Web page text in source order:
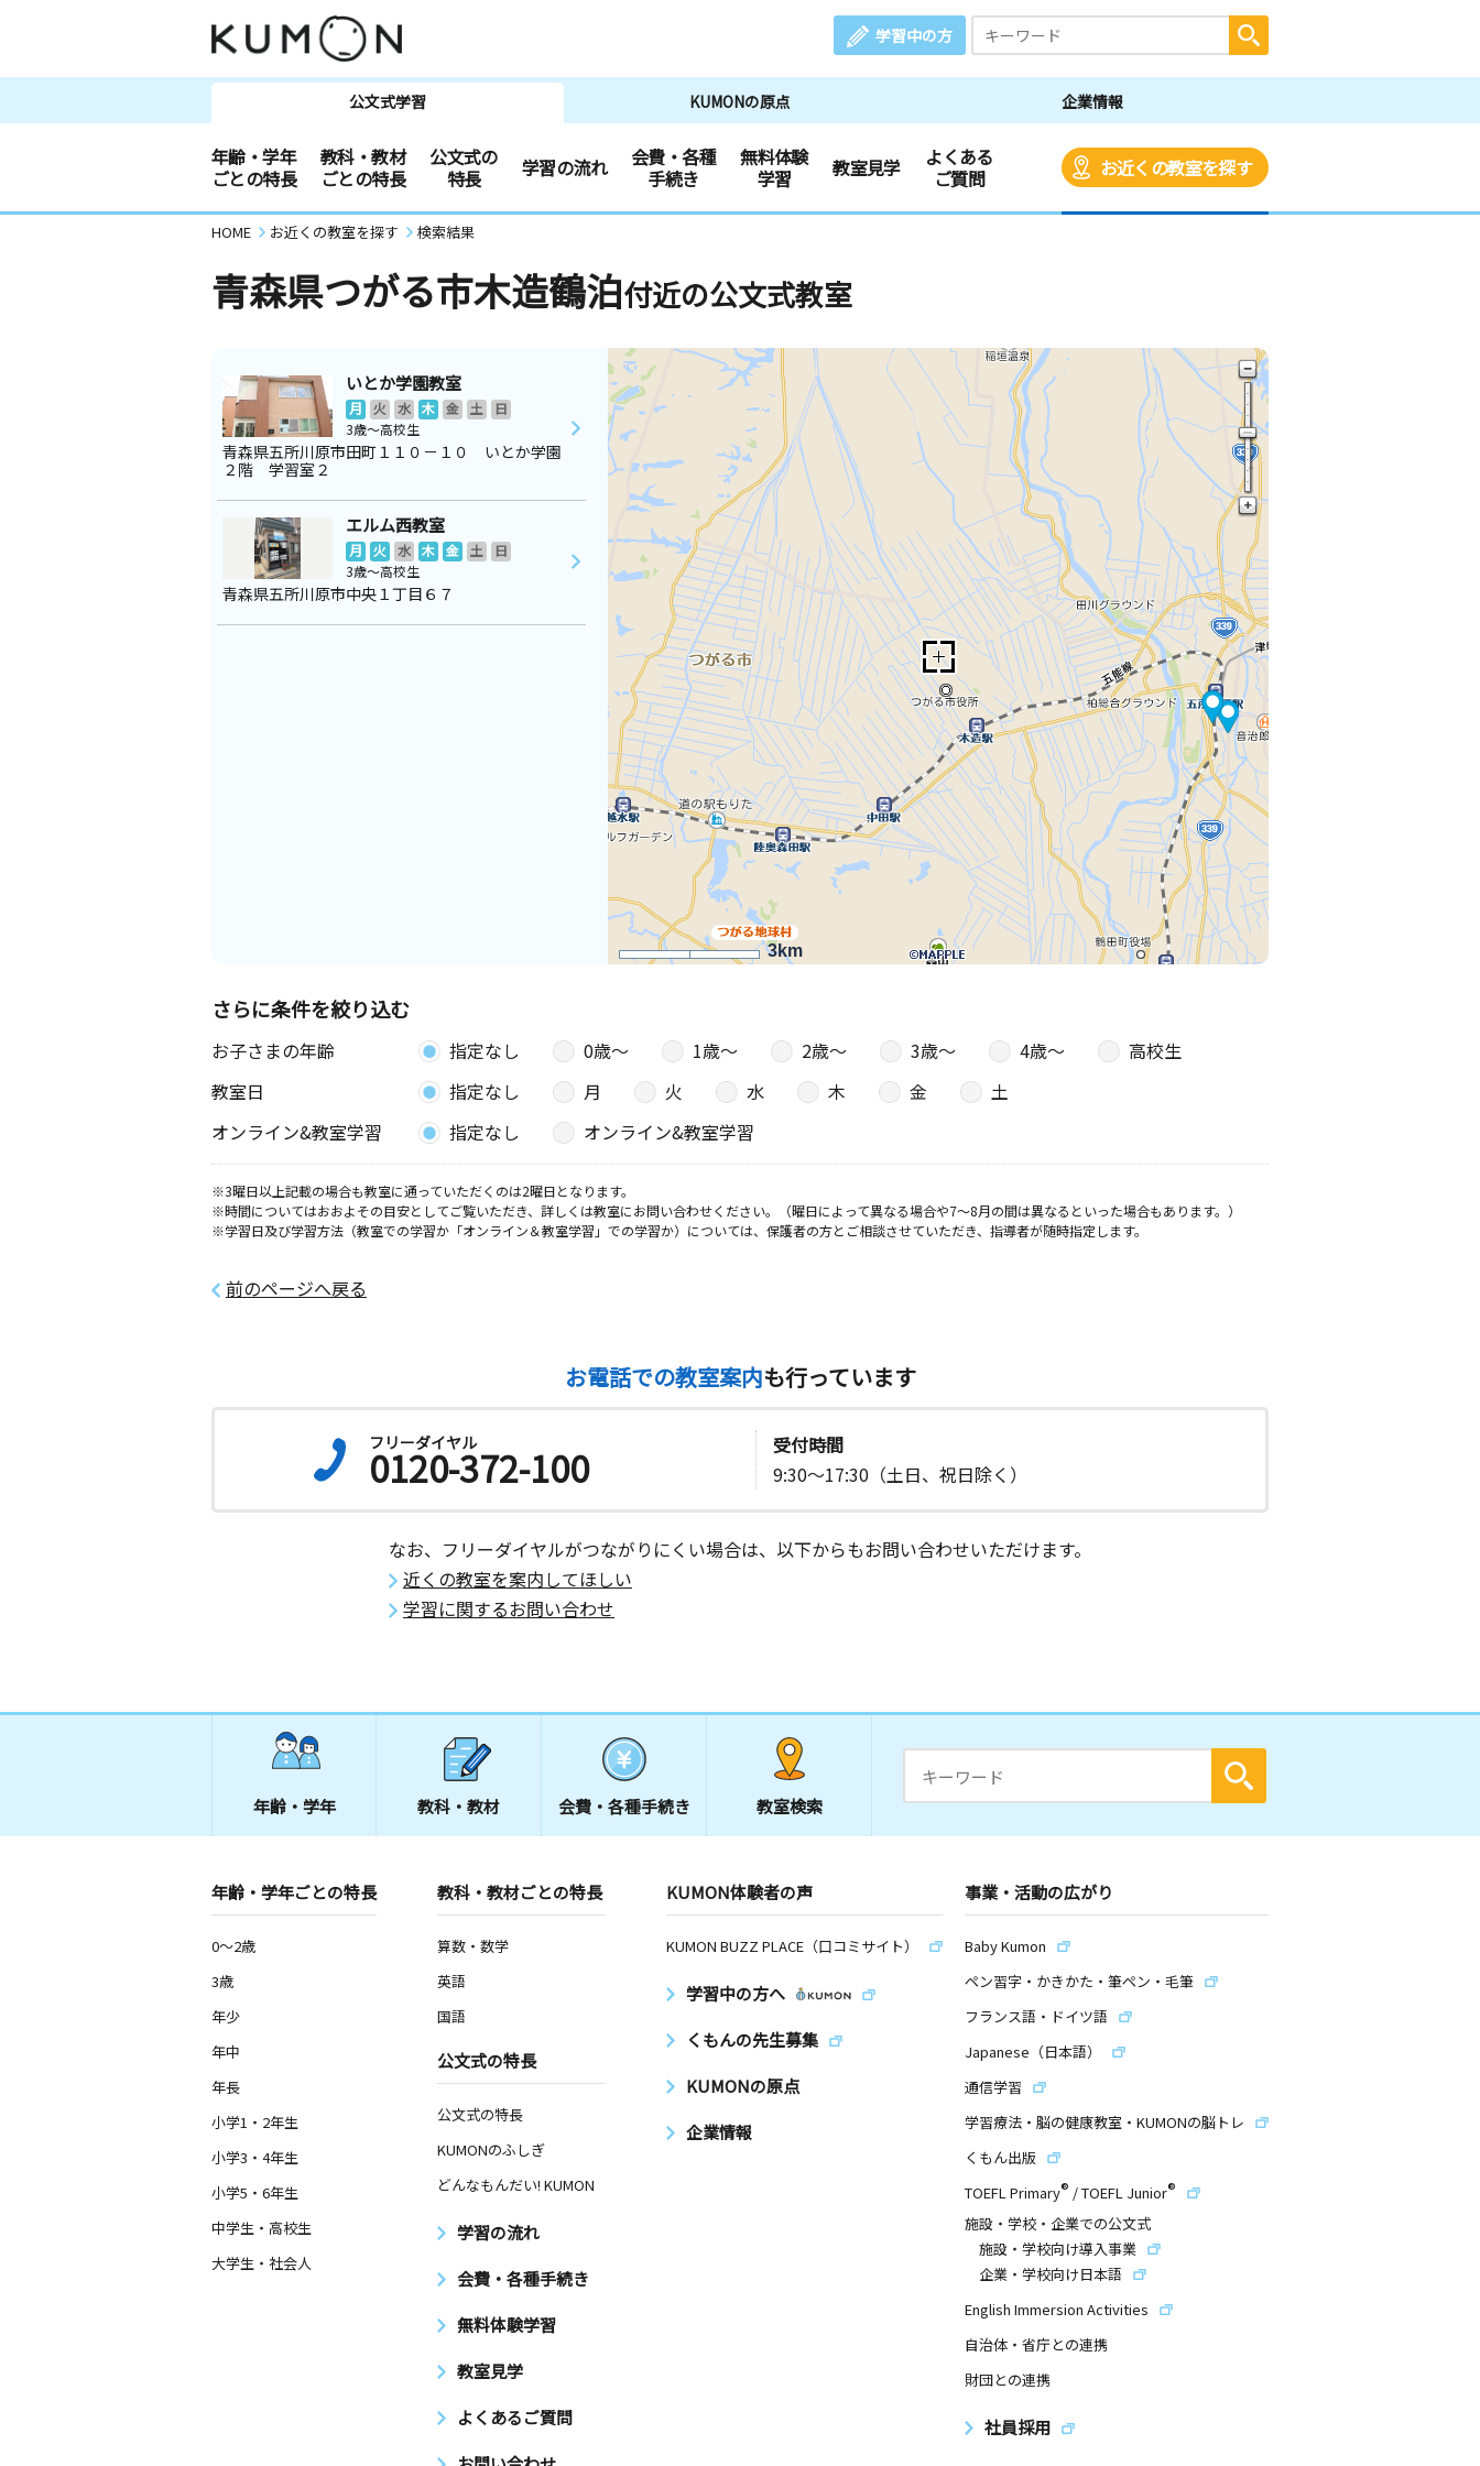
学習中の方
公文式学習 KUMONの原点 企業情報
年齢・学年
ごとの特長
教科・教材
ごとの特長
公文式の
特長
学習の流れ
会費・各種
手続き
無料体験
学習
教室見学
よくある
ご質問
お近くの教室を探す
HOME お近くの教室を探す 検索結果
青森県つがる市木造鶴泊付近の公文式教室
3km
いとか学園教室
月 火 水 木 金 土
日
3歳～高校生
青森県五所川原市田町１１０－１０ いとか学園
２階 学習室２
エルム西教室
月 火 水 木 金 土
日
3歳～高校生
青森県五所川原市中央１丁目６７
さらに条件を絞り込む
お子さまの年齢 指定なし 0歳〜 1歳〜 2歳〜 3歳〜 4歳〜
高校生
教室日
指定なし 月 火 水 木 金
土
オンライン&教室学習
指定なし オンライン&教室学習
※3曜日以上記載の場合も教室に通っていただくのは2曜日となります。
※時間についてはおおよその目安としてご覧いただき、詳しくは教室にお問い合わせください。（曜日によって異なる場合や7～8月の間は異なるといった場合もあります。）
※学習日及び学習方法（教室での学習か「オンライン＆教室学習」での学習か）については、保護者の方とご相談させていただき、指導者が随時指定します。
前のページへ戻る
お電話での教室案内も行っています
フリーダイヤル
0120-372-100
受付時間
9:30～17:30（土日、祝日除く）
なお、フリーダイヤルがつながりにくい場合は、以下からもお問い合わせいただけます。
近くの教室を案内してほしい
学習に関するお問い合わせ
年齢・学年 教科・教材 会費・ 各種手続き 教室検索
年齢・学年ごとの特長
0～2歳
3歳
年少
年中
年長
小学1・2年生
小学3・4年生
小学5・6年生
中学生・高校生
大学生・社会人
教科・教材ごとの特長
算数・数学
英語
国語
公文式の特長
公文式の特長
KUMONのふしぎ
どんなもんだい! KUMON
学習の流れ
会費・各種手続き
無料体験学習
教室見学
よくあるご質問
KUMON体験者の声
KUMON BUZZ PLACE（口コミサイト）
学習中の方へ
くもんの先生募集
KUMONの原点
企業情報
事業・活動の広がり
Baby Kumon
ペン習字・かきかた・筆ペン・毛筆
フランス語・ドイツ語
Japanese（日本語）
通信学習
学習療法・脳の健康教室・KUMONの脳トレ
くもん出版
TOEFL Primary® /TOEFL Junior®
施設・学校・企業での公文式
施設・学校向け導入事業
企業・学校向け日本語
English Immersion Activities
自治体・省庁との連携
財団との連携
社員採用